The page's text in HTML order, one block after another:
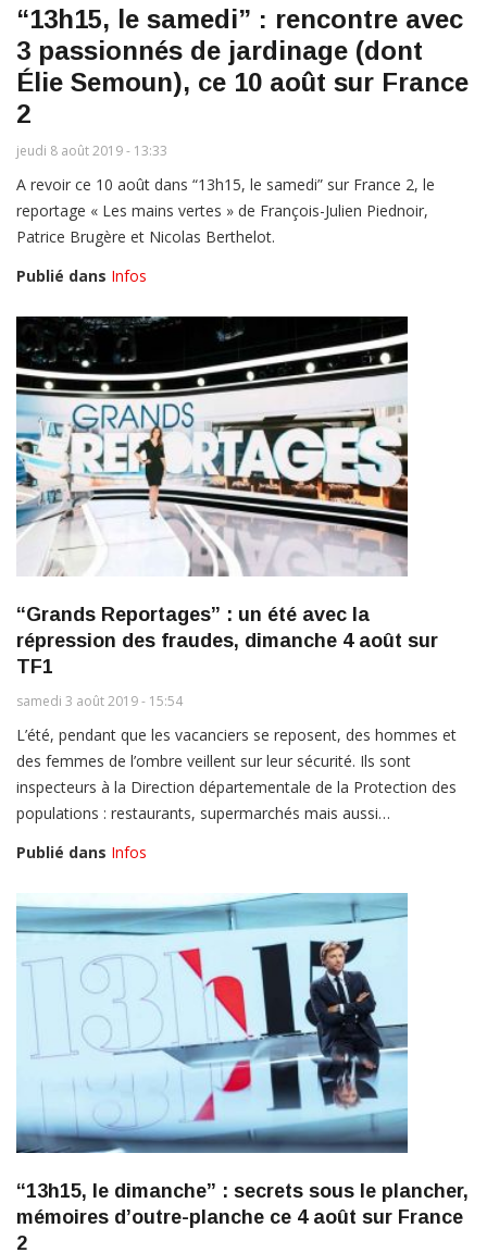
“13h15, le samedi” : rencontre avec
3 passionnés de jardinage (dont
Élie Semoun), ce 10 août sur France
2
jeudi 8 août 2019 - 13:33
A revoir ce 10 août dans “13h15, le samedi” sur France 2, le
reportage « Les mains vertes » de François-Julien Piednoir,
Patrice Brugère et Nicolas Berthelot.
Publié dans Infos
“Grands Reportages” : un été avec la
répression des fraudes, dimanche 4 août sur
TF1
samedi 3 août 2019 - 15:54
L’été, pendant que les vacanciers se reposent, des hommes et
des femmes de l’ombre veillent sur leur sécurité. Ils sont
inspecteurs à la Direction départementale de la Protection des
populations : restaurants, supermarchés mais aussi…
Publié dans Infos
“13h15, le dimanche” : secrets sous le plancher,
mémoires d’outre-planche ce 4 août sur France
2